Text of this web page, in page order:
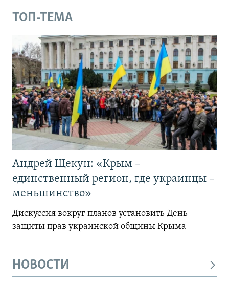
ТОП-ТЕМА
Андрей Щекун: «Крым –
единственный регион, где украинцы –
меньшинство»
Дискуссия вокруг планов установить День
защиты прав украинской общины Крыма
НОВОСТИ